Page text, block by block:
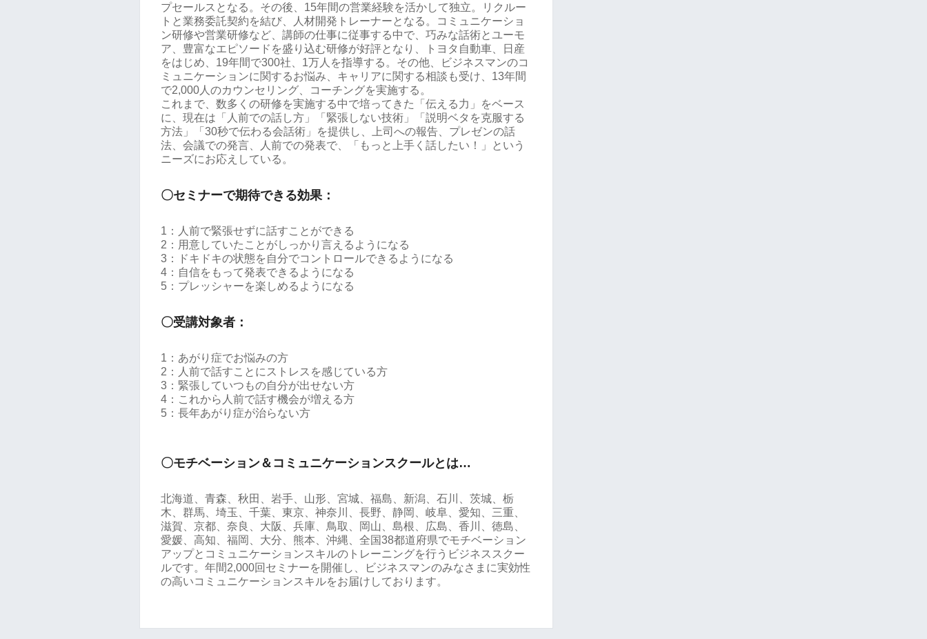
プセールスとなる。その後、15年間の営業経験を活かして独立。リクルー
トと業務委託契約を結び、人材開発トレーナーとなる。コミュニケーショ
ン研修や営業研修など、講師の仕事に従事する中で、巧みな話術とユーモ
ア、豊富なエピソードを盛り込む研修が好評となり、トヨタ自動車、日産
をはじめ、19年間で300社、1万人を指導する。その他、ビジネスマンのコ
ミュニケーションに関するお悩み、キャリアに関する相談も受け、13年間
で2,000人のカウンセリング、コーチングを実施する。
これまで、数多くの研修を実施する中で培ってきた「伝える力」をベース
に、現在は「人前での話し方」「緊張しない技術」「説明ベタを克服する
方法」「30秒で伝わる会話術」を提供し、上司への報告、プレゼンの話
法、会議での発言、人前での発表で、「もっと上手く話したい！」という
ニーズにお応えしている。
〇セミナーで期待できる効果：
1：人前で緊張せずに話すことができる
2：用意していたことがしっかり言えるようになる
3：ドキドキの状態を自分でコントロールできるようになる
4：自信をもって発表できるようになる
5：プレッシャーを楽しめるようになる
〇受講対象者：
1：あがり症でお悩みの方
2：人前で話すことにストレスを感じている方
3：緊張していつもの自分が出せない方
4：これから人前で話す機会が増える方
5：長年あがり症が治らない方
〇モチベーション＆コミュニケーションスクールとは…
北海道、青森、秋田、岩手、山形、宮城、福島、新潟、石川、茨城、栃
木、群馬、埼玉、千葉、東京、神奈川、長野、静岡、岐阜、愛知、三重、
滋賀、京都、奈良、大阪、兵庫、鳥取、岡山、島根、広島、香川、徳島、
愛媛、高知、福岡、大分、熊本、沖縄、全国38都道府県でモチベーション
アップとコミュニケーションスキルのトレーニングを行うビジネススクー
ルです。年間2,000回セミナーを開催し、ビジネスマンのみなさまに実効性
の高いコミュニケーションスキルをお届けしております。